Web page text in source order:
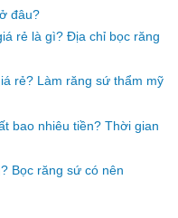
đâu?
rẻ là gì? Địa chỉ bọc răng
rẻ? Làm răng sứ thẩm mỹ
bao nhiêu tiền? Thời gian
Bọc răng sứ có nên